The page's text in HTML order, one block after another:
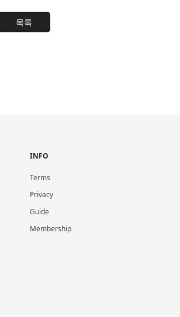
목록
INFO
Terms
Privacy
Guide
Membership